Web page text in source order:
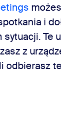
i
Te
z